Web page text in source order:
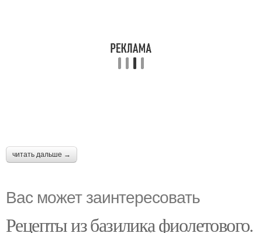
читать дальше →
Вас может заинтересовать
Рецепты из базилика фиолетового.